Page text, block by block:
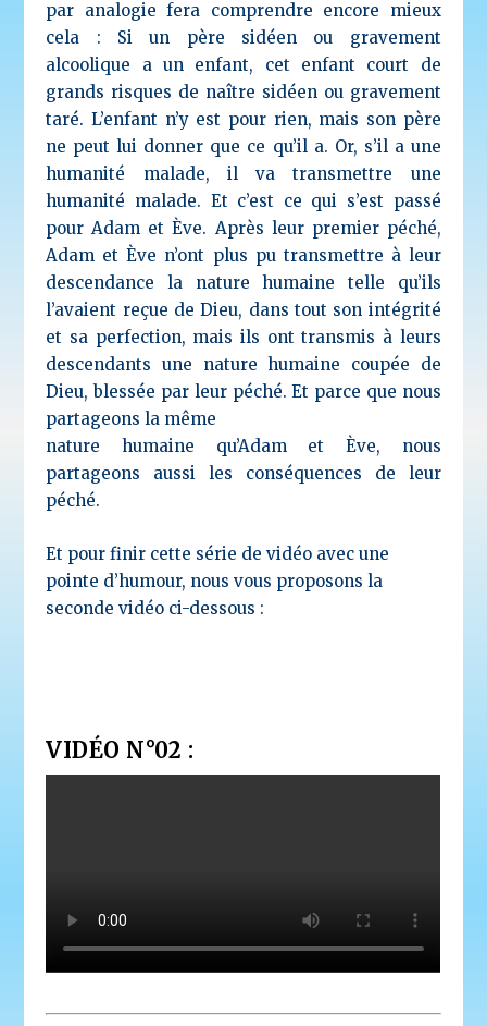
par analogie fera comprendre encore mieux
cela : Si un père sidéen ou gravement
alcoolique a un enfant, cet enfant court de
grands risques de naître sidéen ou gravement
taré. L’enfant n’y est pour rien, mais son père
ne peut lui donner que ce qu’il a. Or, s’il a une
humanité malade, il va transmettre une
humanité malade. Et c’est ce qui s’est passé
pour Adam et Ève. Après leur premier péché,
Adam et Ève n’ont plus pu transmettre à leur
descendance la nature humaine telle qu’ils
l’avaient reçue de Dieu, dans tout son intégrité
et sa perfection, mais ils ont transmis à leurs
descendants une nature humaine coupée de
Dieu, blessée par leur péché. Et parce que nous
partageons la même
nature humaine qu’Adam et Ève, nous
partageons aussi les conséquences de leur
péché.
Et pour finir cette série de vidéo avec une
pointe d’humour, nous vous proposons la
seconde vidéo ci-dessous :
VIDÉO N°02 :